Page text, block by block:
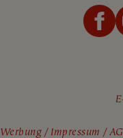
Werbung Impressum